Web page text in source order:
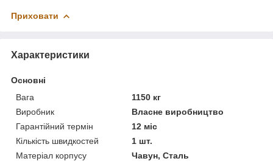
Приховати
Характеристики
Основні
Вага
1150 кг
Виробник
Власне виробництво
Гарантійний термін
12 міс
Кількість швидкостей
1 шт.
Матеріал корпусу
Чавун, Сталь